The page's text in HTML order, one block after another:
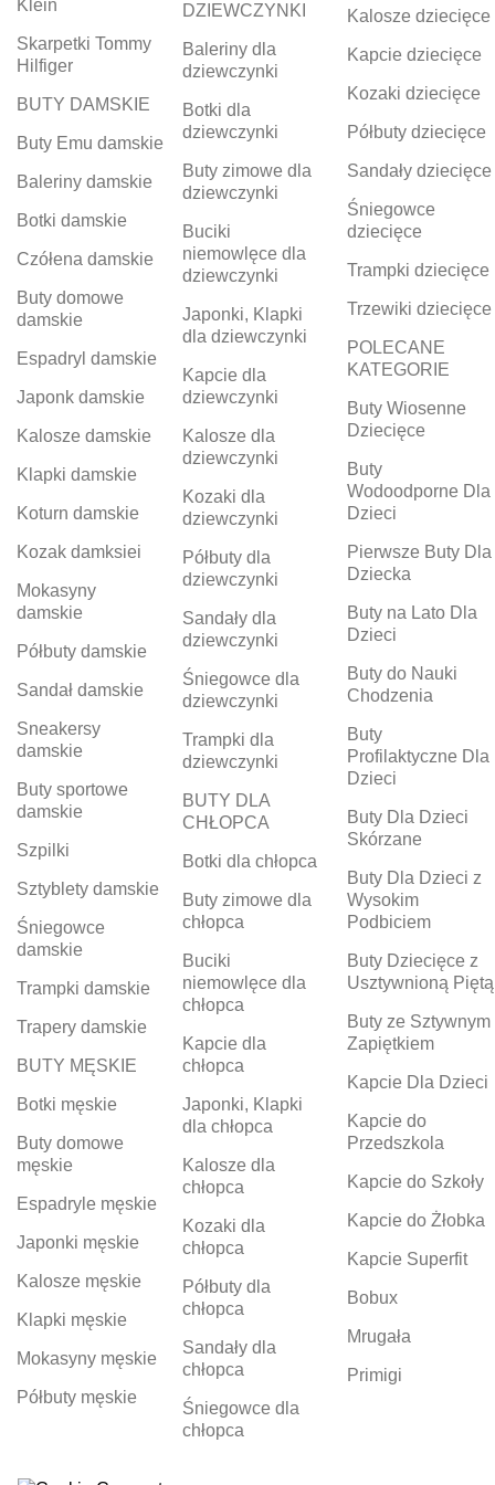
Klein
Skarpetki Tommy
Hilfiger
BUTY DAMSKIE
Buty Emu damskie
Baleriny damskie
Botki damskie
Czółena damskie
Buty domowe
damskie
Espadryl damskie
Japonk damskie
Kalosze damskie
Klapki damskie
Koturn damskie
Kozak damksiei
Mokasyny
damskie
Półbuty damskie
Sandał damskie
Sneakersy
damskie
Buty sportowe
damskie
Szpilki
Sztyblety damskie
Śniegowce
damskie
Trampki damskie
Trapery damskie
BUTY MĘSKIE
Botki męskie
Buty domowe
męskie
Espadryle męskie
Japonki męskie
Kalosze męskie
Klapki męskie
Mokasyny męskie
Półbuty męskie
DZIEWCZYNKI
Baleriny dla
dziewczynki
Botki dla
dziewczynki
Buty zimowe dla
dziewczynki
Buciki
niemowlęce dla
dziewczynki
Japonki, Klapki
dla dziewczynki
Kapcie dla
dziewczynki
Kalosze dla
dziewczynki
Kozaki dla
dziewczynki
Półbuty dla
dziewczynki
Sandały dla
dziewczynki
Śniegowce dla
dziewczynki
Trampki dla
dziewczynki
BUTY DLA
CHŁOPCA
Botki dla chłopca
Buty zimowe dla
chłopca
Buciki
niemowlęce dla
chłopca
Kapcie dla
chłopca
Japonki, Klapki
dla chłopca
Kalosze dla
chłopca
Kozaki dla
chłopca
Półbuty dla
chłopca
Sandały dla
chłopca
Śniegowce dla
chłopca
Kalosze dziecięce
Kapcie dziecięce
Kozaki dziecięce
Półbuty dziecięce
Sandały dziecięce
Śniegowce
dziecięce
Trampki dziecięce
Trzewiki dziecięce
POLECANE
KATEGORIE
Buty Wiosenne
Dziecięce
Buty
Wodoodporne Dla
Dzieci
Pierwsze Buty Dla
Dziecka
Buty na Lato Dla
Dzieci
Buty do Nauki
Chodzenia
Buty
Profilaktyczne Dla
Dzieci
Buty Dla Dzieci
Skórzane
Buty Dla Dzieci z
Wysokim
Podbiciem
Buty Dziecięce z
Usztywnioną Piętą
Buty ze Sztywnym
Zapiętkiem
Kapcie Dla Dzieci
Kapcie do
Przedszkola
Kapcie do Szkoły
Kapcie do Żłobka
Kapcie Superfit
Bobux
Mrugała
Primigi